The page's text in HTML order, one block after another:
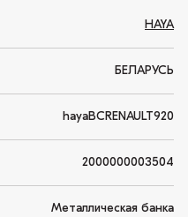
HAYA
БЕЛАРУСЬ
hayaBCRENAULT920
2000000003504
Металлическая банка